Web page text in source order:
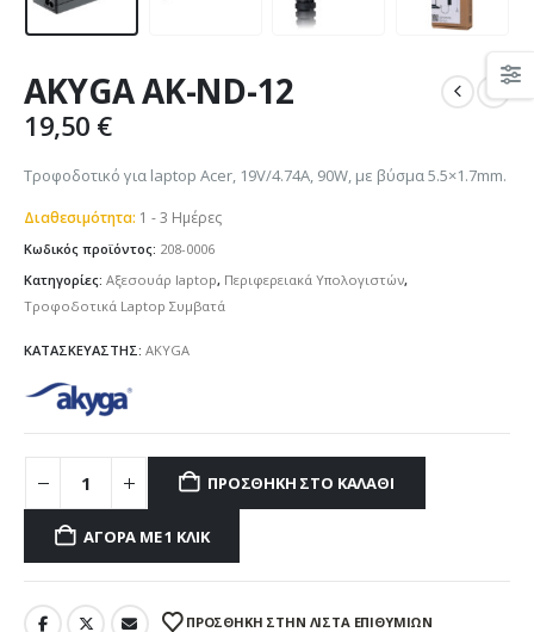
AKYGA AK-ND-12
19,50 €
Τροφοδοτικό για laptop Acer, 19V/4.74A, 90W, με βύσμα 5.5×1.7mm.
Διαθεσιμότητα: 1 - 3 Ημέρες
Κωδικός προϊόντος: 208-0006
Κατηγορίες: Αξεσουάρ laptop, Περιφερειακά Υπολογιστών,
Τροφοδοτικά Laptop Συμβατά
ΚΑΤΑΣΚΕΥΑΣΤΗΣ: AKYGA
ΠΡΟΣΘΉΚΗ ΣΤΟ ΚΑΛΆΘΙ
ΑΓΟΡΆ ΜΕ 1 ΚΛΙΚ
ΠΡΌΣΘΉΚΗ ΣΤΗΝ ΛΊΣΤΑ ΕΠΙΘΥΜΙΏΝ